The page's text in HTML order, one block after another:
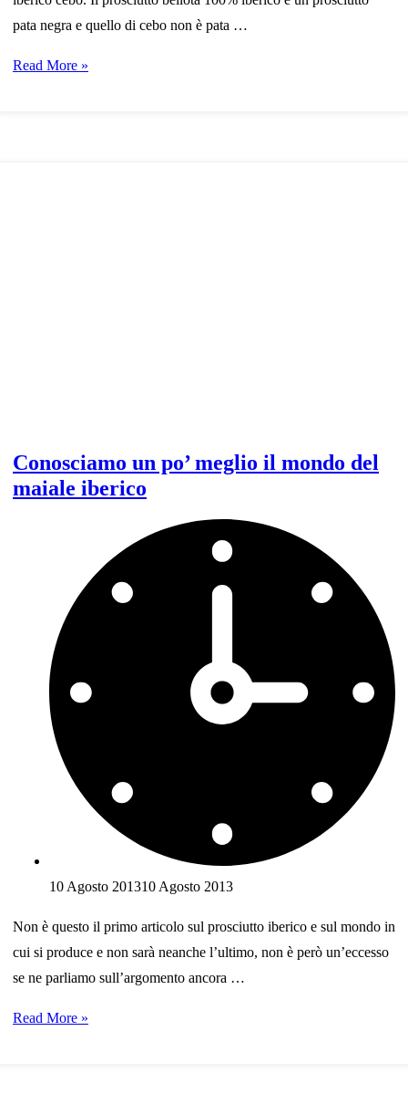
pata negra e quello di cebo non è pata …
Differenza
Read More »
Conosciamo un po’ meglio il mondo del
maiale iberico
10 Agosto 201310 Agosto 2013
Non è questo il primo articolo sul prosciutto iberico e sul mondo in
cui si produce e non sarà neanche l’ultimo, non è però un’eccesso
se ne parliamo sull’argomento ancora …
Conosciamo
Read More »